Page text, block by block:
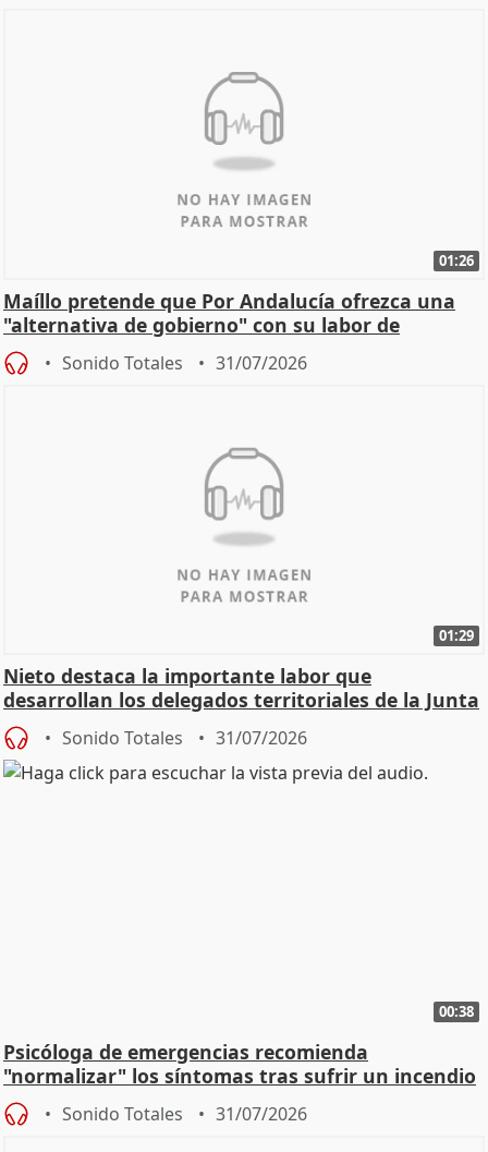
01:26
Maíllo pretende que Por Andalucía ofrezca una
"alternativa de gobierno" con su labor de
oposición
Sonido Totales 31/07/2026
01:29
Nieto destaca la importante labor que
desarrollan los delegados territoriales de la Junta
Sonido Totales 31/07/2026
00:38
Psicóloga de emergencias recomienda
"normalizar" los síntomas tras sufrir un incendio
Sonido Totales 31/07/2026